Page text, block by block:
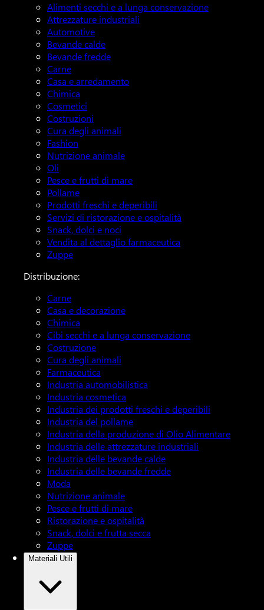
Alimenti secchi e a lunga conservazione
Attrezzature industriali
Automotive
Bevande calde
Bevande fredde
Carne
Casa e arredamento
Chimica
Cosmetici
Costruzioni
Cura degli animali
Fashion
Nutrizione animale
Oli
Pesce e frutti di mare
Pollame
Prodotti freschi e deperibili
Servizi di ristorazione e ospitalità
Snack, dolci e noci
Vendita al dettaglio farmaceutica
Zuppe
Distribuzione:
Carne
Casa e decorazione
Chimica
Cibi secchi e a lunga conservazione
Costruzione
Cura degli animali
Farmaceutica
Industria automobilistica
Industria cosmetica
Industria dei prodotti freschi e deperibili
Industria del pollame
Industria della produzione di Olio Alimentare
Industria delle attrezzature industriali
Industria delle bevande calde
Industria delle bevande fredde
Moda
Nutrizione animale
Pesce e frutti di mare
Ristorazione e ospitalità
Snack, dolci e frutta secca
Zuppe
Materiali Utili